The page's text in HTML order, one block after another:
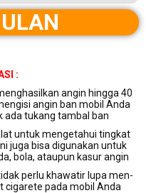
:
angin hingga 40
angin ban mobil Anda
ada tukang tambal ban
untuk mengetahui tingkat
juga bisa digunakan untuk
bola, ataupun kasur angin
perlu khawatir lupa men-
cigarete pada mobil Anda